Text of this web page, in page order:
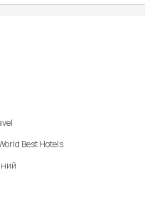
Best Hotels